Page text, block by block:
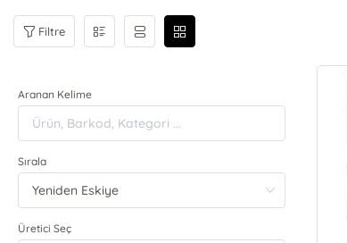
Filtre
Aranan Kelime
Sırala
Üretici Seç